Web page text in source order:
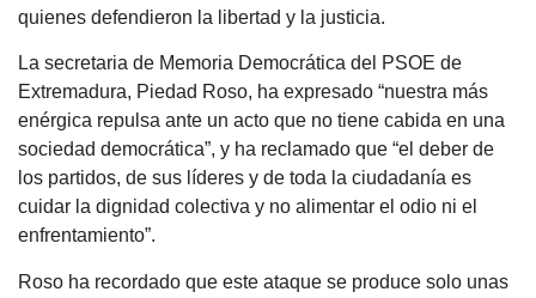
quienes defendieron la libertad y la justicia.
La secretaria de Memoria Democrática del PSOE de
Extremadura, Piedad Roso, ha expresado “nuestra más
enérgica repulsa ante un acto que no tiene cabida en una
sociedad democrática”, y ha reclamado que “el deber de
los partidos, de sus líderes y de toda la ciudadanía es
cuidar la dignidad colectiva y no alimentar el odio ni el
enfrentamiento”.
Roso ha recordado que este ataque se produce solo unas